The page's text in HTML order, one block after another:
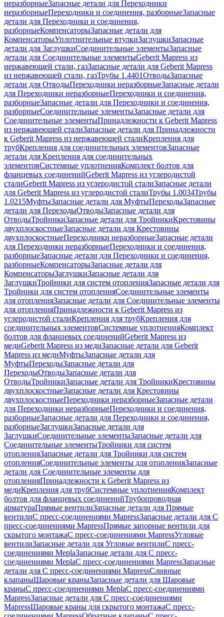
неразборныеЗапасные детали для Переходники
неразборныеПереходники и соединения, разборныеЗапасные
детали для Переходники и соединения,
разборныеКомпенсаторыЗапасные детали для
КомпенсаторыУплотнительные втулкиЗаглушкиЗапасные
детали для ЗаглушкиСоединительные элементыЗапасные
детали для Соединительные элементыGeberit Mapress из
нержавеющей стали, газЗапасные детали для Geberit Mapress
из нержавеющей стали, газТрубы 1.4401ОтводыЗапасные
детали для ОтводыПереходники неразборныеЗапасные детали
для Переходники неразборныеПереходники и соединения,
разборныеЗапасные детали для Переходники и соединения,
разборныеСоединительные элементыЗапасные детали для
Соединительные элементыПринадлежности к Geberit Mapress
из нержавеющей сталиЗапасные детали для Принадлежности
к Geberit Mapress из нержавеющей сталиКрепления для
трубКрепления для соединительных элементовЗапасные
детали для Крепления для соединительных
элементовСистемные уплотненияКомплект болтов для
фланцевых соединенийGeberit Mapress из углеродистой
сталиGeberit Mapress из углеродистой сталиЗапасные детали
для Geberit Mapress из углеродистой сталиТрубы 1.0034Трубы
1.0215МуфтыЗапасные детали для МуфтыПереходыЗапасные
детали для ПереходыОтводыЗапасные детали для
ОтводыТройникиЗапасные детали для ТройникиКрестовины
двухплоскостныеЗапасные детали для Крестовины
двухплоскостныеПереходники неразборныеЗапасные детали
для Переходники неразборныеПереходники и соединения,
разборныеЗапасные детали для Переходники и соединения,
разборныеКомпенсаторыЗапасные детали для
КомпенсаторыЗаглушкиЗапасные детали для
ЗаглушкиТройники для систем отопленияЗапасные детали для
Тройники для систем отопленияСоединительные элементы
для отопленияЗапасные детали для Соединительные элементы
для отопленияПринадлежности к Geberit Mapress из
углеродистой сталиКрепления для трубКрепления для
соединительных элементовСистемные уплотненияКомплект
болтов для фланцевых соединенийGeberit Mapress из
медиGeberit Mapress из медиЗапасные детали для Geberit
Mapress из медиМуфтыЗапасные детали для
МуфтыПереходыЗапасные детали для
ПереходыОтводыЗапасные детали для
ОтводыТройникиЗапасные детали для ТройникиКрестовины
двухплоскостныеЗапасные детали для Крестовины
двухплоскостныеПереходники неразборныеЗапасные детали
для Переходники неразборныеПереходники и соединения,
разборныеЗапасные детали для Переходники и соединения,
разборныеЗаглушкиЗапасные детали для
ЗаглушкиСоединительные элементыЗапасные детали для
Соединительные элементыТройники для систем
отопленияЗапасные детали для Тройники для систем
отопленияСоединительные элементы для отопленияЗапасные
детали для Соединительные элементы для
отопленияПринадлежности к Geberit Mapress из
медиКрепления для трубСистемные уплотненияКомплект
болтов для фланцевых соединенийТрубопроводная
арматураПрямые вентилиЗапасные детали для Прямые
вентилиС пресс-соединениями MapressЗапасные детали для С
пресс-соединениями MapressПрямые запорные вентили для
скрытого монтажаС пресс-соединениями MapressУгловые
вентилиЗапасные детали для Угловые вентилиС пресс-
соединениями MeplaЗапасные детали для С пресс-
соединениями MeplaС пресс-соединениями MapressЗапасные
детали для С пресс-соединениями MapressСливные
клапаныШаровые краныЗапасные детали для Шаровые
краныС пресс-соединениями MeplaС пресс-соединениями
MapressЗапасные детали для С пресс-соединениями
MapressШаровые краны для скрытого монтажаС пресс-